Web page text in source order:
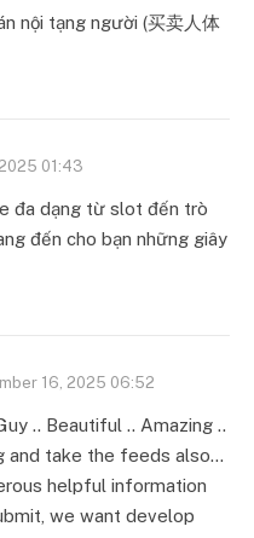
nội tạng người (买卖人体
01:43
đa dạng từ slot đến trò
đến cho bạn những giây
16, 2025 06:52
.. Beautiful .. Amazing ..
and take the feeds also…
helpful information
we want develop